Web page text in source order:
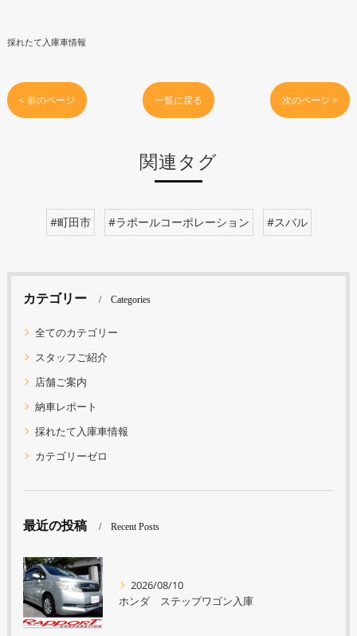
採れたて入庫車情報
< 前のページ 一覧に戻る 次のページ >
関連タグ
#町田市 #ラポールコーポレーション #スバル
カテゴリー Categories
全てのカテゴリー
スタッフご紹介
店舗ご案内
納車レポート
採れたて入庫車情報
カテゴリーゼロ
最近の投稿 Recent Posts
2026/08/10
ホンダ ステップワゴン入庫